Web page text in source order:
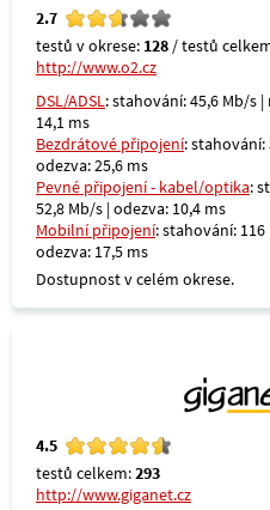
2.7
testů v okrese: 128 / testů
http://www.o2.cz
DSL/ADSL: stahování: 45,6 Mb/s
14,1 ms
Bezdrátové připojení: stahování:
odezva: 25,6 ms
Pevné připojení - kabel/optika:
52,8 Mb/s | odezva: 10,4 ms
Mobilní připojení: stahování:
odezva: 17,5 ms
Dostupnost v celém okrese.
4.5
testů celkem:293
http://www.giganet.cz